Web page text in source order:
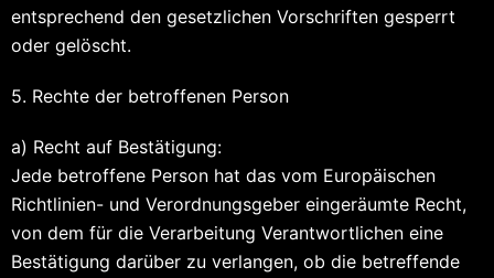
entsprechend den gesetzlichen Vorschriften gesperrt
oder gelöscht.
5. Rechte der betroffenen Person
a) Recht auf Bestätigung:
Jede betroffene Person hat das vom Europäischen
Richtlinien- und Verordnungsgeber eingeräumte Recht,
von dem für die Verarbeitung Verantwortlichen eine
Bestätigung darüber zu verlangen, ob die betreffende